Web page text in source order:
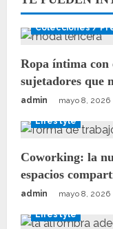
Colecciones /
Ropa íntima con
sujetadores que
admin mayo 8, 2026
Lifestyle
Coworking: la
espacios
admin mayo 8, 2026
Lifestyle